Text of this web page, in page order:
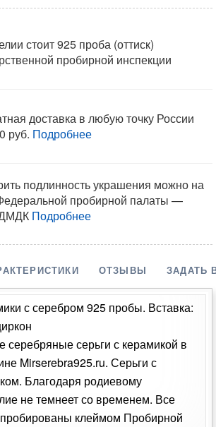
стоит 925 проба (оттиск)
пробирной инспекции
доставка в любую точку России
руб. Подробнее
подлинность украшения можно на
пробирной палаты —
Подробнее
ОТЗЫВЫ ЗАДАТЬ
с серебром 925 пробы. Вставка:
серебряные серьги с керамикой в
Mirserebra925.ru. Серьги с
Благодаря родиевому
не темнеет со временем. Все
клеймом Пробирной